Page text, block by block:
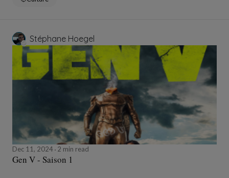
Stéphane Hoegel
Dec 11, 2024 2 min read
Gen V - Saison 1